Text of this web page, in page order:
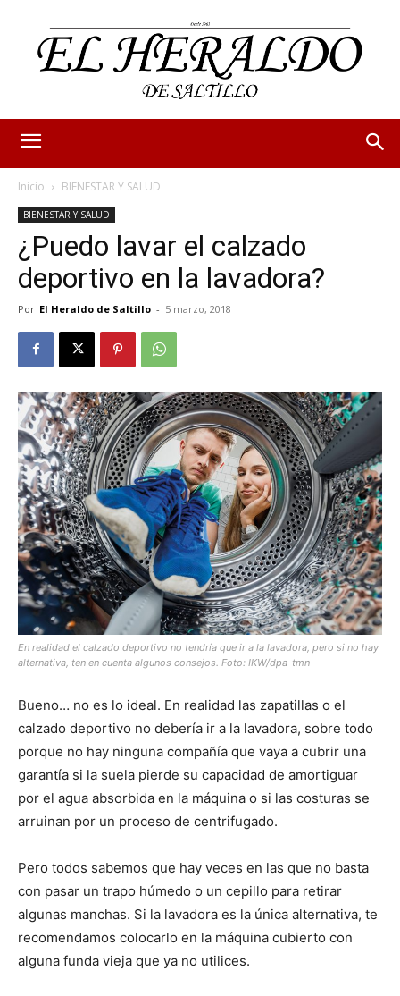
Inicio BIENESTAR Y SALUD
BIENESTAR Y SALUD
¿Puedo lavar el calzado
deportivo en la lavadora?
Por El Heraldo de Saltillo - 5 marzo, 2018
En realidad el calzado deportivo no tendría que ir a la lavadora, pero si no hay
alternativa, ten en cuenta algunos consejos. Foto: IKW/dpa-tmn
Bueno… no es lo ideal. En realidad las zapatillas o el
calzado deportivo no debería ir a la lavadora, sobre todo
porque no hay ninguna compañía que vaya a cubrir una
garantía si la suela pierde su capacidad de amortiguar
por el agua absorbida en la máquina o si las costuras se
arruinan por un proceso de centrifugado.
Pero todos sabemos que hay veces en las que no basta
con pasar un trapo húmedo o un cepillo para retirar
algunas manchas. Si la lavadora es la única alternativa, te
recomendamos colocarlo en la máquina cubierto con
alguna funda vieja que ya no utilices.